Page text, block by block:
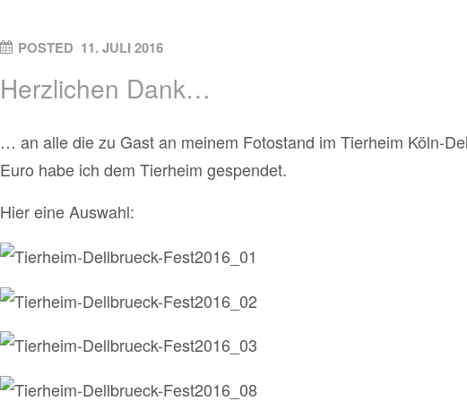
POSTED ON
11. JULI 2016
Herzlichen Dank…
… an alle die zu Gast an meinem Fotostand im Tierheim Köln-
Euro habe ich dem Tierheim gespendet.
Hier eine Auswahl: